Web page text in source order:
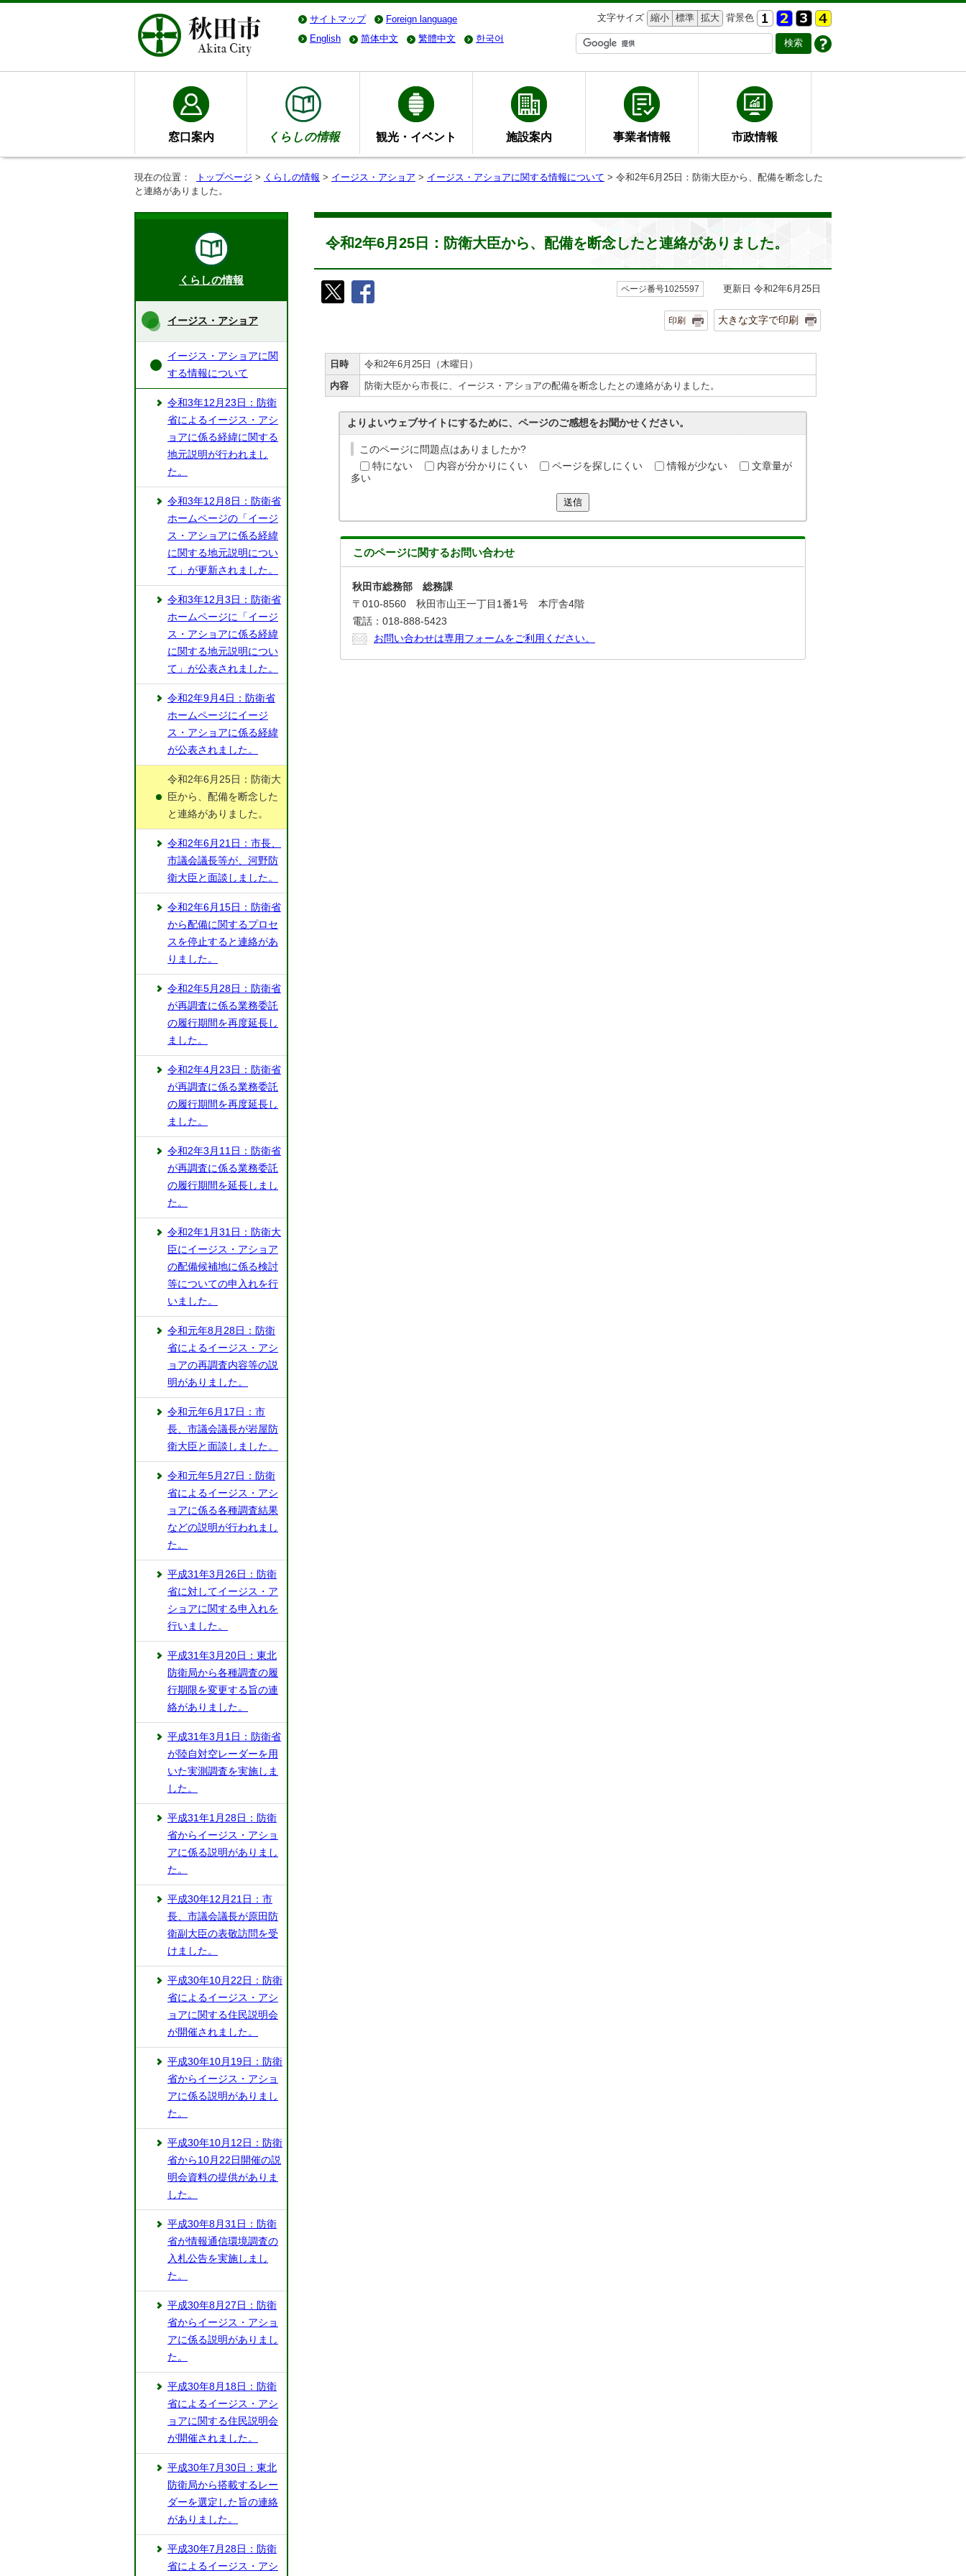
サイトマップ Foreign language 文字サイズ 縮小 標準 拡大 背景色
English
简体中文 繁體中文 한국어
窓口案内 くらしの情報 観光・イベント 施設案内 事業者情報 市政情報
現在の位置： トップページ > くらしの情報 > イージス・アショア > イージス・アショアに関する情報について > 令和2年6月25日：防衛大臣から、配備を断念した
と連絡がありました。
令和2年6月25日：防衛大臣から、配備を断念したと連絡がありました。
ページ番号1025597 更新日 令和2年6月25日
印刷 大きな文字で印刷
日時
令和2年6月25日（木曜日）
内容
防衛大臣から市長に、イージス・アショアの配備を断念したとの連絡がありました。
よりよいウェブサイトにするために、ページのご感想をお聞かせください。
このページに問題点はありましたか?
特にない
内容が分かりにくい ページを探しにくい 情報が少ない
文章量が
多い
送信
このページに関するお問い合わせ
秋田市総務部 総務課
〒010-8560 秋田市山王一丁目1番1号 本庁舎4階
電話：018-888-5423
お問い合わせは専用フォームをご利用ください。
くらしの情報
イージス・アショア
イージス・アショアに関
する情報について
令和3年12月23日：防衛
省によるイージス・アシ
ョアに係る経緯に関する
地元説明が行われまし
た。
令和3年12月8日：防衛省
ホームページの「イージ
ス・アショアに係る経緯
に関する地元説明につい
て」が更新されました。
令和3年12月3日：防衛省
ホームページに「イージ
ス・アショアに係る経緯
に関する地元説明につい
て」が公表されました。
令和2年9月4日：防衛省
ホームページにイージ
ス・アショアに係る経緯
が公表されました。
令和2年6月25日：防衛大
臣から、配備を断念した
と連絡がありました。
令和2年6月21日：市長、
市議会議長等が、河野防
衛大臣と面談しました。
令和2年6月15日：防衛省
から配備に関するプロセ
スを停止すると連絡があ
りました。
令和2年5月28日：防衛省
が再調査に係る業務委託
の履行期間を再度延長し
ました。
令和2年4月23日：防衛省
が再調査に係る業務委託
の履行期間を再度延長し
ました。
令和2年3月11日：防衛省
が再調査に係る業務委託
の履行期間を延長しまし
た。
令和2年1月31日：防衛大
臣にイージス・アショア
の配備候補地に係る検討
等についての申入れを行
いました。
令和元年8月28日：防衛
省によるイージス・アシ
ョアの再調査内容等の説
明がありました。
令和元年6月17日：市
長、市議会議長が岩屋防
衛大臣と面談しました。
令和元年5月27日：防衛
省によるイージス・アシ
ョアに係る各種調査結果
などの説明が行われまし
た。
平成31年3月26日：防衛
省に対してイージス・ア
ショアに関する申入れを
行いました。
平成31年3月20日：東北
防衛局から各種調査の履
行期限を変更する旨の連
絡がありました。
平成31年3月1日：防衛省
が陸自対空レーダーを用
いた実測調査を実施しま
した。
平成31年1月28日：防衛
省からイージス・アショ
アに係る説明がありまし
た。
平成30年12月21日：市
長、市議会議長が原田防
衛副大臣の表敬訪問を受
けました。
平成30年10月22日：防衛
省によるイージス・アシ
ョアに関する住民説明会
が開催されました。
平成30年10月19日：防衛
省からイージス・アショ
アに係る説明がありまし
た。
平成30年10月12日：防衛
省から10月22日開催の説
明会資料の提供がありま
した。
平成30年8月31日：防衛
省が情報通信環境調査の
入札公告を実施しまし
た。
平成30年8月27日：防衛
省からイージス・アショ
アに係る説明がありまし
た。
平成30年8月18日：防衛
省によるイージス・アシ
ョアに関する住民説明会
が開催されました。
平成30年7月30日：東北
防衛局から搭載するレー
ダーを選定した旨の連絡
がありました。
平成30年7月28日：防衛
省によるイージス・アシ